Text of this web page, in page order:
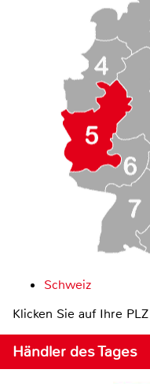
Schweiz
Klicken Sie auf Ihre
Händler des Tages